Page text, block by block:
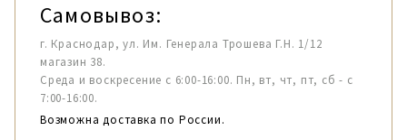
Самовывоз:
г. Краснодар, ул. Им. Генерала Трошева Г.Н. 1/12
магазин 38.
Среда и воскресение с 6:00-16:00. Пн, вт, чт, пт, сб - с
7:00-16:00.
Возможна доставка по России.